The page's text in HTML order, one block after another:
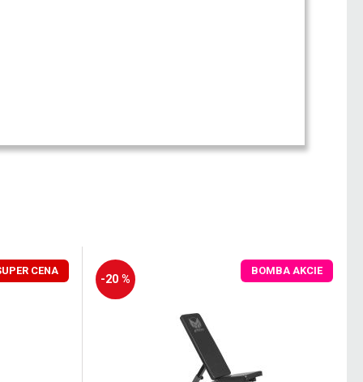
CENA
-20 %
BOMBA AKCIE